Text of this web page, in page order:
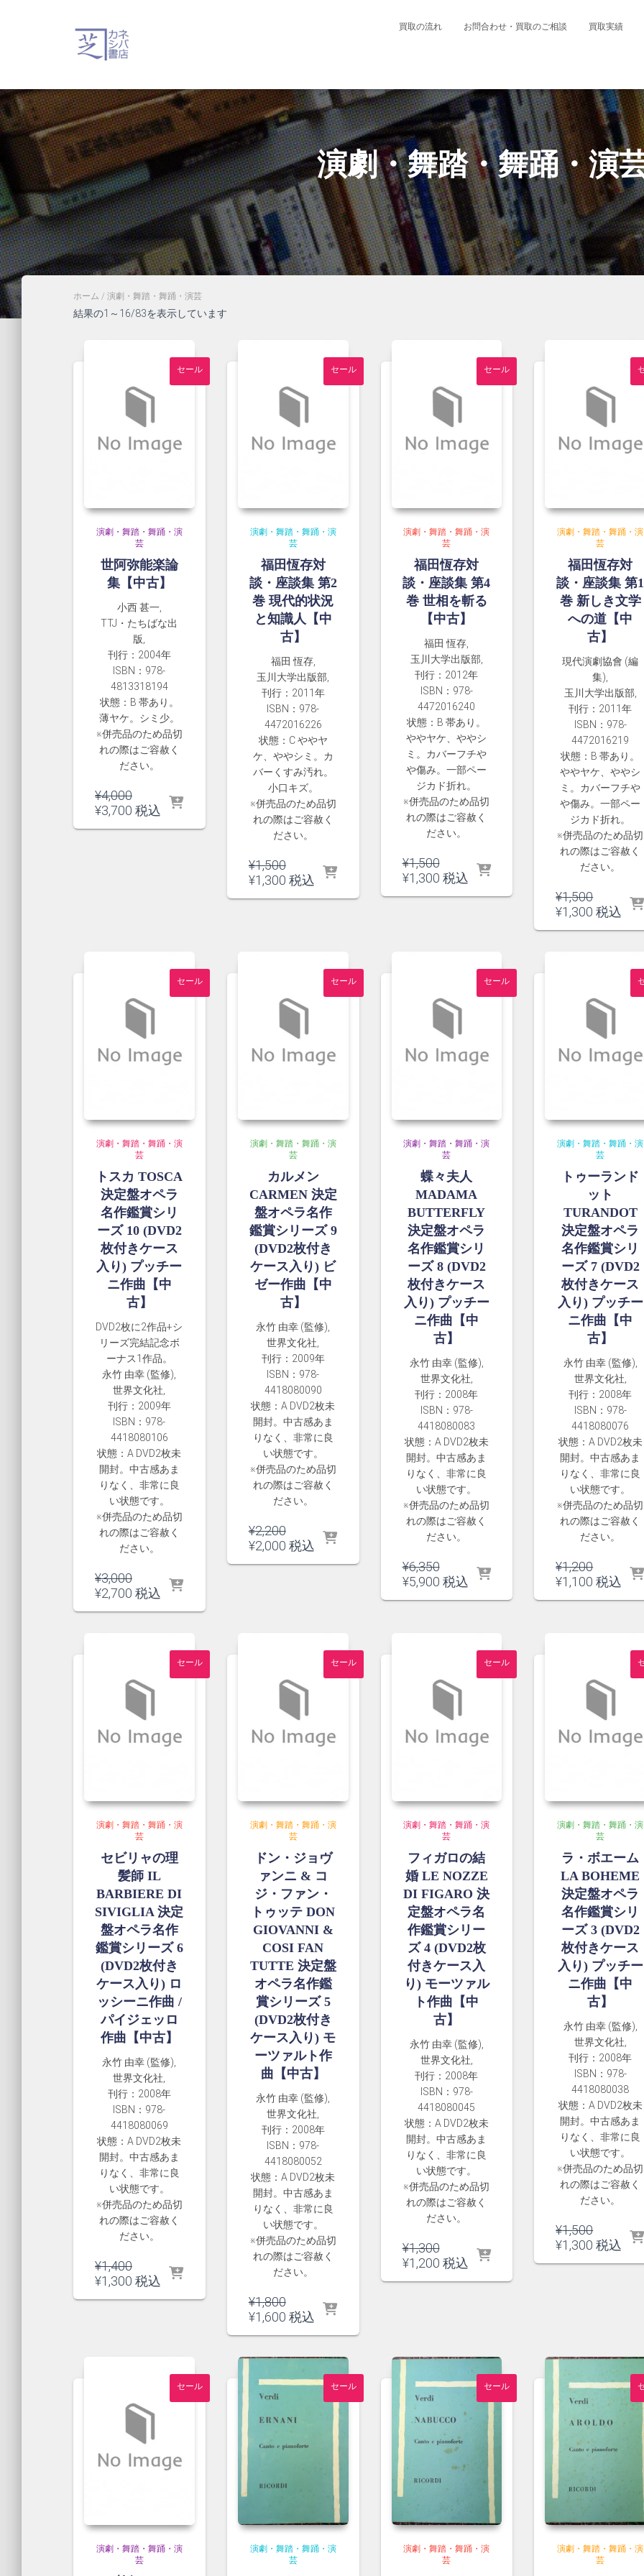
買取の流れ お問合わせ・買取のご相談 買取実績
演劇・舞踏・舞踊・演
ホーム / 演劇・舞踏・舞踊・演芸
結果の1～16/83を表示しています
セール
演劇・舞踏・舞踊・演
芸
世阿弥能楽論
集【中古】
小西 甚一,
TTJ・たちばな出
版,
刊行：2004年
ISBN：978-
4813318194
状態：B 帯あり。
薄ヤケ。シミ少。
※併売品のため品切
れの際はご容赦く
ださい。
¥4,000元
の
¥3,700 現
税込
セール
演劇・舞踏・舞踊・演
芸
福田恆存対
談・座談集 第2
巻 現代的状況
と知識人【中
古】
福田 恆存,
玉川大学出版部,
刊行：2011年
ISBN：978-
4472016226
状態：C ややヤ
ケ、ややシミ。カ
バーくすみ汚れ。
小口キズ。
※併売品のため品切
れの際はご容赦く
ださい。
¥1,500元
の
¥1,300現
す。
税込
セール
演劇・舞踏・舞踊・演
芸
福田恆存対
談・座談集 第4
巻 世相を斬る
【中古】
福田 恆存,
玉川大学出版部,
刊行：2012年
ISBN：978-
4472016240
状態：B 帯あり。
ややヤケ、ややシ
ミ。カバーフチや
や傷み。一部ペー
ジカド折れ。
※併売品のため品切
れの際はご容赦く
ださい。
¥1,500元
の
¥1,300現
す。
税込
演劇・舞踏・舞踊・演
芸
福田恆存対
談・座談集 第1
巻 新しき文学
への道【中
古】
現代演劇協會 (編
集),
玉川大学出版部,
刊行：2011年
ISBN：978-
4472016219
状態：B 帯あり。
ややヤケ、ややシ
ミ。カバーフチや
や傷み。一部ペー
ジカド折れ。
※併売品のため品切
れの際はご容赦く
ださい。
¥1,500元
の
し
た。
¥1,300 現
¥1,300
で
す。
税込
セール
演劇・舞踏・舞踊・演
芸
トスカ TOSCA
決定盤オペラ
名作鑑賞シリ
ーズ 10 (DVD2
枚付きケース
入り) プッチー
ニ作曲【中
古】
DVD2枚に2作品+シ
リーズ完結記念ボ
ーナス1作品。
永竹 由幸 (監修),
世界文化社,
刊行：2009年
ISBN：978-
4418080106
状態：A DVD2枚未
開封。中古感あま
りなく、非常に良
い状態です。
※併売品のため品切
れの際はご容赦く
ださい。
¥3,000元
の
し
た。
¥2,700 現
¥2,700
で
す。
税込
セール
演劇・舞踏・舞踊・演
芸
カルメン
CARMEN 決定
盤オペラ名作
鑑賞シリーズ 9
(DVD2枚付き
ケース入り) ビ
ゼー作曲【中
古】
永竹 由幸 (監修),
世界文化社,
刊行：2009年
ISBN：978-
4418080090
状態：A DVD2枚未
開封。中古感あま
りなく、非常に良
い状態です。
※併売品のため品切
れの際はご容赦く
ださい。
¥2,200元
の
¥2,000現
税込
セール
演劇・舞踏・舞踊・演
芸
蝶々夫人
MADAMA
BUTTERFLY
決定盤オペラ
名作鑑賞シリ
ーズ 8 (DVD2
枚付きケース
入り) プッチー
ニ作曲【中
古】
永竹 由幸 (監修),
世界文化社,
刊行：2008年
ISBN：978-
4418080083
状態：A DVD2枚未
開封。中古感あま
りなく、非常に良
い状態です。
※併売品のため品切
れの際はご容赦く
ださい。
¥6,350元
の
た。
¥5,900現
で
税込
演劇・舞踏・舞踊・演
芸
トゥーランド
ット
TURANDOT
決定盤オペラ
名作鑑賞シリ
ーズ 7 (DVD2
枚付きケース
入り) プッチー
ニ作曲【中
古】
永竹 由幸 (監修),
世界文化社,
刊行：2008年
ISBN：978-
4418080076
状態：A DVD2枚未
開封。中古感あま
りなく、非常に良
い状態です。
※併売品のため品切
れの際はご容赦く
ださい。
¥1,200元
の
た。
¥1,100 現
で
税込
セール
演劇・舞踏・舞踊・演
芸
セビリャの理
髪師 IL
BARBIERE DI
SIVIGLIA 決定
盤オペラ名作
鑑賞シリーズ 6
(DVD2枚付き
ケース入り) ロ
ッシーニ作曲 /
パイジェッロ
作曲【中古】
永竹 由幸 (監修),
世界文化社,
刊行：2008年
ISBN：978-
4418080069
状態：A DVD2枚未
開封。中古感あま
りなく、非常に良
い状態です。
※併売品のため品切
れの際はご容赦く
ださい。
¥1,400元
の
¥1,300 現
す。
税込
セール
演劇・舞踏・舞踊・演
芸
ドン・ジョヴ
ァンニ & コ
ジ・ファン・
トゥッテ DON
GIOVANNI &
COSI FAN
TUTTE 決定盤
オペラ名作鑑
賞シリーズ 5
(DVD2枚付き
ケース入り) モ
ーツァルト作
曲【中古】
永竹 由幸 (監修),
世界文化社,
刊行：2008年
ISBN：978-
4418080052
状態：A DVD2枚未
開封。中古感あま
りなく、非常に良
い状態です。
※併売品のため品切
れの際はご容赦く
ださい。
¥1,800元
の
は
¥1,800
た。
¥1,600現
価
格
で
す。
税込
セール
演劇・舞踏・舞踊・演
芸
フィガロの結
婚 LE NOZZE
DI FIGARO 決
定盤オペラ名
作鑑賞シリー
ズ 4 (DVD2枚
付きケース入
り) モーツァル
ト作曲【中
古】
永竹 由幸 (監修),
世界文化社,
刊行：2008年
ISBN：978-
4418080045
状態：A DVD2枚未
開封。中古感あま
りなく、非常に良
い状態です。
※併売品のため品切
れの際はご容赦く
ださい。
¥1,300元
の
¥1,200現
す。
税込
演劇・舞踏・舞踊・演
芸
ラ・ボエーム
LA BOHEME
決定盤オペラ
名作鑑賞シリ
ーズ 3 (DVD2
枚付きケース
入り) プッチー
ニ作曲【中
古】
永竹 由幸 (監修),
世界文化社,
刊行：2008年
ISBN：978-
4418080038
状態：A DVD2枚未
開封。中古感あま
りなく、非常に良
い状態です。
※併売品のため品切
れの際はご容赦く
ださい。
¥1,500元
の
¥1,300 現
税込
セール
演劇・舞踏・舞踊・演
芸
セール
演劇・舞踏・舞踊・演
芸
セール
演劇・舞踏・舞踊・演
芸
演劇・舞踏・舞踊・演
芸